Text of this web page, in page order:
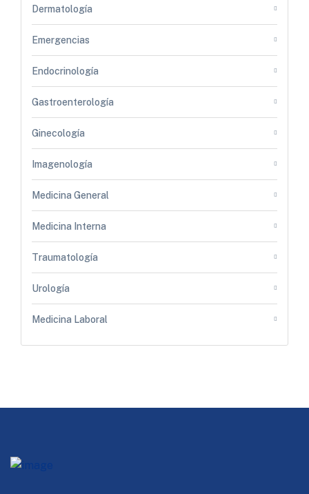
Dermatología
Emergencias
Endocrinología
Gastroenterología
Ginecología
Imagenología
Medicina General
Medicina Interna
Traumatología
Urología
Medicina Laboral